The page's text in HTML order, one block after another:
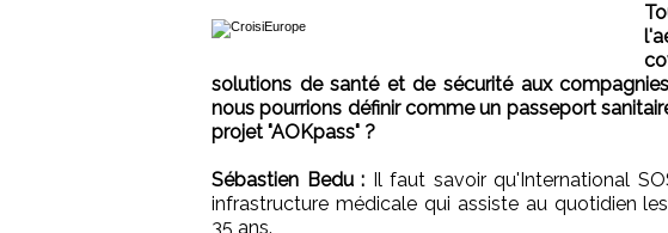
solutions de santé et de sécurité aux
nous pourrions définir comme un passeport
projet "AOKpass" ?
Sébastien Bedu : Il faut savoir qu'International
infrastructure médicale qui assiste au quotidien
35 ans.